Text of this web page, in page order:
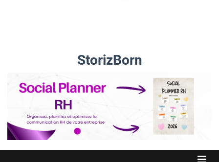
StorizBorn